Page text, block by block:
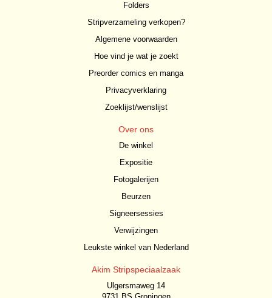
Folders
Stripverzameling verkopen?
Algemene voorwaarden
Hoe vind je wat je zoekt
Preorder comics en manga
Privacyverklaring
Zoeklijst/wenslijst
Over ons
De winkel
Expositie
Fotogalerijen
Beurzen
Signeersessies
Verwijzingen
Leukste winkel van Nederland
Akim Stripspeciaalzaak
Ulgersmaweg 14